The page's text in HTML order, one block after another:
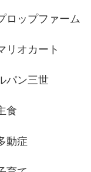
ロップファーム
リオカート
パン三世
食
動症